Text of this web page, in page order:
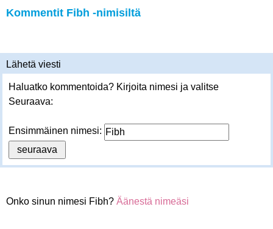
Kommentit Fibh -nimisiltä
Lähetä viesti
Haluatko kommentoida? Kirjoita nimesi ja valitse
Seuraava:
Ensimmäinen nimesi:
Onko sinun nimesi Fibh? Äänestä nimeäsi